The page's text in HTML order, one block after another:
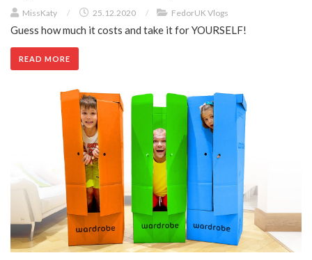
MissKaty / 25.12.2020 / FedorUK Vlogs
Guess how much it costs and take it for YOURSELF!
READ MORE